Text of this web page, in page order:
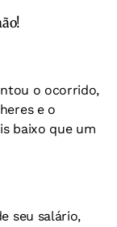
o ocorrido,
e o
baixo que um
seu salário,